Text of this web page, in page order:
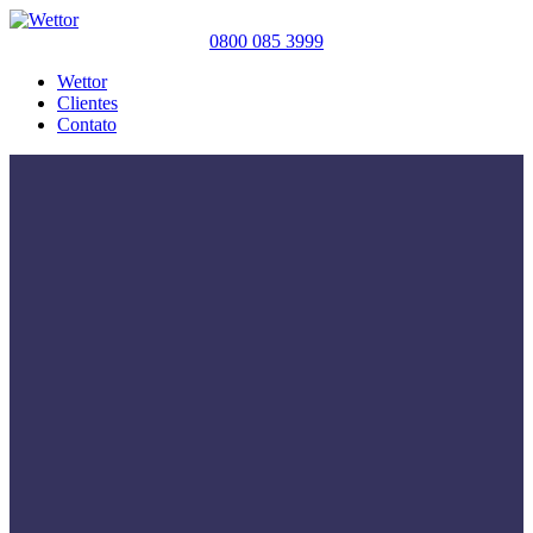
0800 085 3999
Wettor
Clientes
Contato